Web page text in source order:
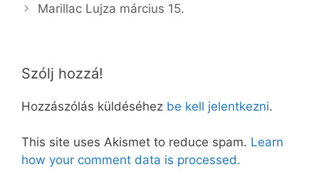
Marillac Lujza március 15.
Szólj hozzá!
Hozzászólás küldéséhez be kell jelentkezni.
This site uses Akismet to reduce spam. Learn
how your comment data is processed.